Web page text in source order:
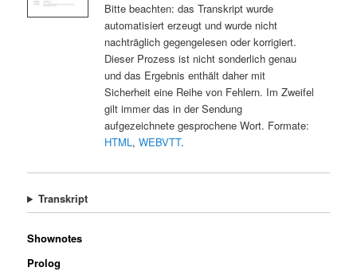
Bitte beachten: das Transkript wurde
automatisiert erzeugt und wurde nicht
nachträglich gegengelesen oder korrigiert.
Dieser Prozess ist nicht sonderlich genau
und das Ergebnis enthält daher mit
Sicherheit eine Reihe von Fehlern. Im Zweifel
gilt immer das in der Sendung
aufgezeichnete gesprochene Wort. Formate:
HTML, WEBVTT.
Transkript
Shownotes
Prolog